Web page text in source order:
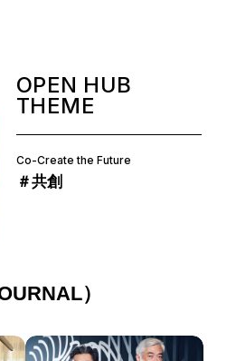
OPEN HUB
THEME
Co-Create the Future
＃共創
）